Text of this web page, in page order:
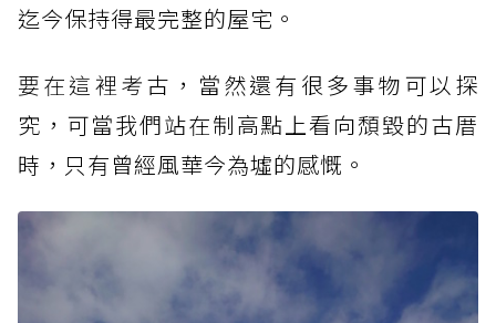
迄今保持得最完整的屋宅。
要在這裡考古，當然還有很多事物可以探
究，可當我們站在制高點上看向頹毀的古厝
時，只有曾經風華今為墟的感慨。